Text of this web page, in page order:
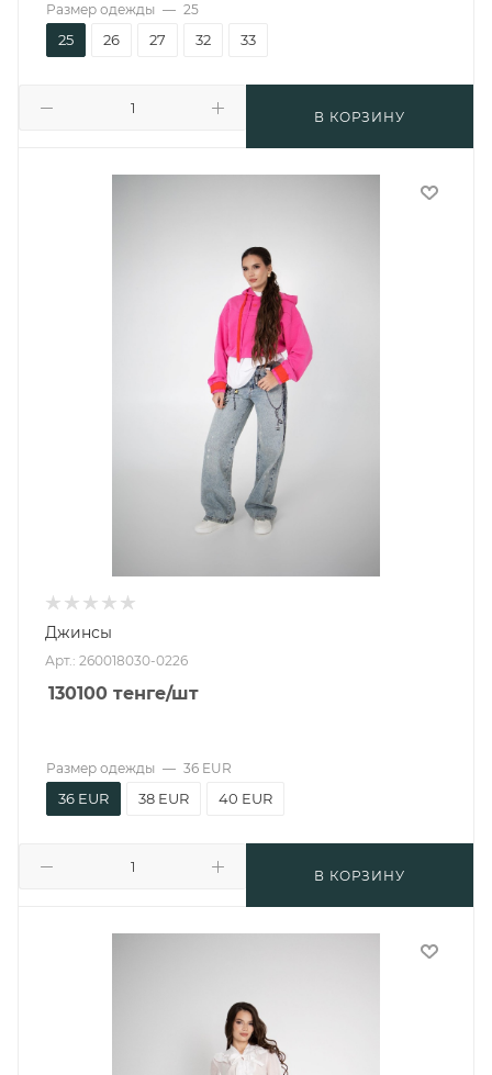
В КОРЗИНУ
Размер одежды — 25
25 26 27 32 33
Джинсы
Арт.: 260018030-0226
130100 тенге/шт
В КОРЗИНУ
Размер одежды — 36 EUR
36 EUR 38 EUR 40 EUR